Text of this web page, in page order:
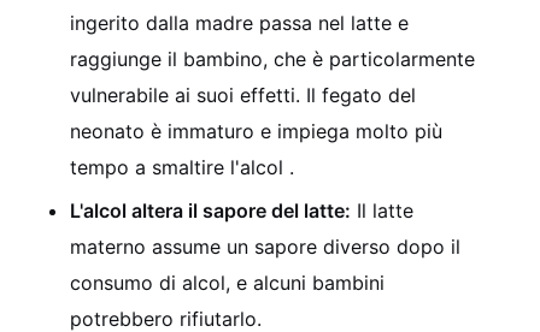
ingerito dalla madre passa nel latte e
raggiunge il bambino, che è particolarmente
vulnerabile ai suoi effetti. Il fegato del
neonato è immaturo e impiega molto più
tempo a smaltire l'alcol .
L'alcol altera il sapore del latte: Il latte
materno assume un sapore diverso dopo il
consumo di alcol, e alcuni bambini
potrebbero rifiutarlo.